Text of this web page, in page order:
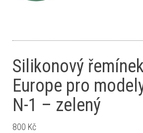
Silikonový
Europe pro
N-1 – zelený
800 Kč